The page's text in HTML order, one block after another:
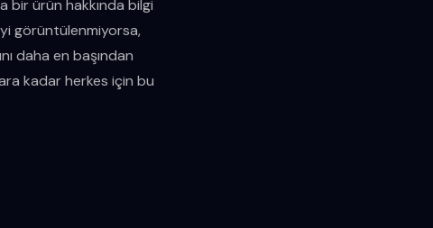
bir ürün hakkında bilgi
görüntülenmiyorsa,
daha en başından
kadar herkes için bu